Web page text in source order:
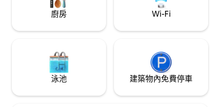
廚房 Wi-Fi
泳池 建築物內免費停車